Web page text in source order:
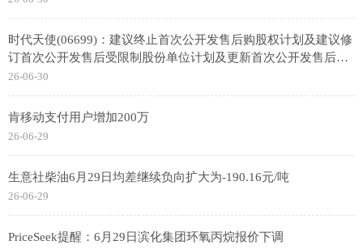
时代天使(06699)：建议终止首次公开发售后购股权计划及建议修
订首次公开发售后受限制股份单位计划及更新首次公开发售后受
限制股份单位计划限额 前沿资讯
26-06-30
肯移动支付用户增加200万
26-06-29
生意社柴油6月29日均差继续负向扩大为-190.16元/吨
26-06-29
PriceSeek提醒：6月29日滨化集团环氧丙烷报价下调